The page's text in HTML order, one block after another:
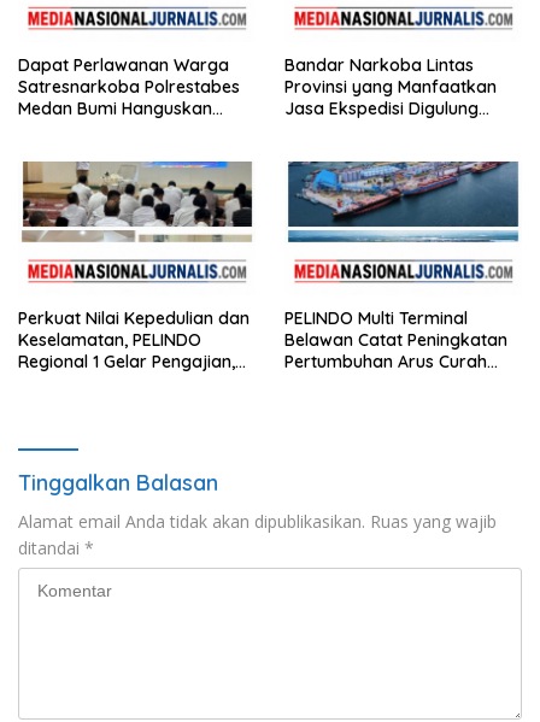
Dapat Perlawanan Warga
Satresnarkoba Polrestabes
Medan Bumi Hanguskan
Bandar Narkoba Lintas
Provinsi yang Manfaatkan
Jasa Ekspedisi Digulung
Perkuat Nilai Kepedulian dan
Keselamatan, PELINDO
Regional 1 Gelar Pengajian,
PELINDO Multi Terminal
Belawan Catat Peningkatan
Pertumbuhan Arus Curah
Tinggalkan Balasan
Alamat email Anda tidak akan dipublikasikan. Ruas yang wajib
ditandai *